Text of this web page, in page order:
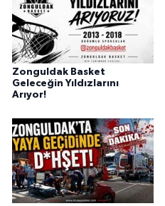
Zonguldak Basket
Geleceğin Yıldızlarını
Arıyor!